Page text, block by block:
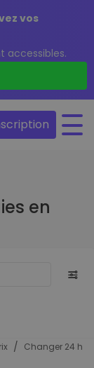
vos
accessibles.
en
/ Changer 24 h